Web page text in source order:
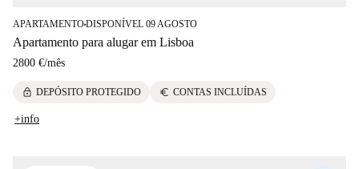
APARTAMENTO■DISPONÍVEL 09 AGOSTO
Apartamento para alugar em Lisboa
2800 €/mês
lock DEPÓSITO PROTEGIDO euro CONTAS INCLUÍDAS
+info